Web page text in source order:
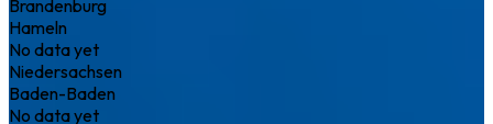
Brandenburg
Hameln
No data yet
Niedersachsen
Baden-Baden
No data yet